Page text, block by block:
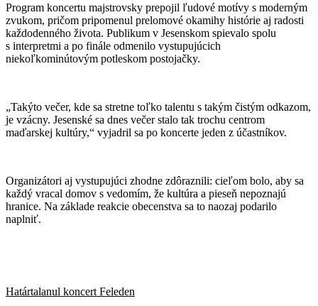
Program koncertu majstrovsky prepojil ľudové motívy s moderným
zvukom, pričom pripomenul prelomové okamihy histórie aj radosti
každodenného života. Publikum v Jesenskom spievalo spolu
s interpretmi a po finále odmenilo vystupujúcich
niekoľkominútovým potleskom postojačky.
„Takýto večer, kde sa stretne toľko talentu s takým čistým odkazom,
je vzácny. Jesenské sa dnes večer stalo tak trochu centrom
maďarskej kultúry,“ vyjadril sa po koncerte jeden z účastníkov.
Organizátori aj vystupujúci zhodne zdôraznili: cieľom bolo, aby sa
každý vracal domov s vedomím, že kultúra a pieseň nepoznajú
hranice. Na základe reakcie obecenstva sa to naozaj podarilo
naplniť.
Határtalanul koncert Feleden